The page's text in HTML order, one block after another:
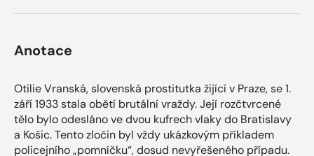
Anotace
Otilie Vranská, slovenská prostitutka žijící v Praze, se 1.
září 1933 stala obětí brutální vraždy. Její rozčtvrcené
tělo bylo odesláno ve dvou kufrech vlaky do Bratislavy
a Košic. Tento zločin byl vždy ukázkovým příkladem
policejního „pomníčku“, dosud nevyřešeného případu.